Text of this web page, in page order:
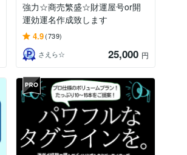
強力☆商売繁盛☆財運屋号or開
運効運名作成致します
4.9(739)
さえら☆
25,000 円